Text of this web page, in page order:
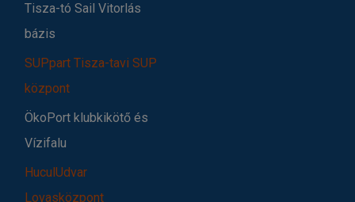
Tisza-tó Sail Vitorlás
bázis
SUPpart Tisza-tavi SUP
központ
ÖkoPort klubkikötő és
Vízifalu
HuculUdvar
Lovasközpont